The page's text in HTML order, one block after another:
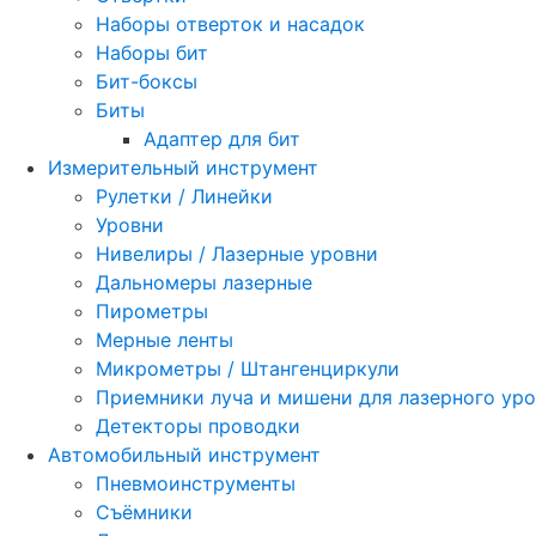
Наборы отверток и насадок
Наборы бит
Бит-боксы
Биты
Адаптер для бит
Измерительный инструмент
Рулетки / Линейки
Уровни
Нивелиры / Лазерные уровни
Дальномеры лазерные
Пирометры
Мерные ленты
Микрометры / Штангенциркули
Приемники луча и мишени для лазерного
Детекторы проводки
Автомобильный инструмент
Пневмоинструменты
Съёмники